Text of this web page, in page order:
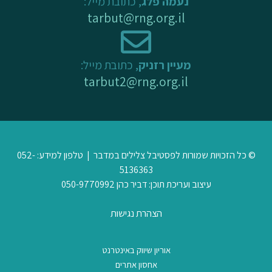
tarbut@rng.org.il
מעיין רזניק, כתובת מייל:
tarbut2@rng.org.il
© כל הזכויות שמורות לפסטיבל צלילים במדבר | טלפון למידע: 052-
5136363
עיצוב ועריכת תוכן: דביר כהן 050-9770992
הצהרת נגישות
אוריון שיווק באינטרנט
אחסון אתרים